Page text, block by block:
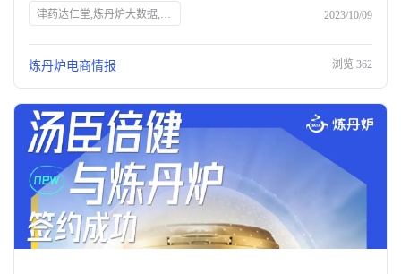
津药达仁堂,炼丹炉大数据,AI大数据,服装AI,知衣科技,全域AI大数据,商业趋势洞察,数据采集,数据分析,中药企业,中华老字号,药品生产,医药研发,电商平台,品牌增长 2023/10/09
炼丹炉电商情报 浏览 362